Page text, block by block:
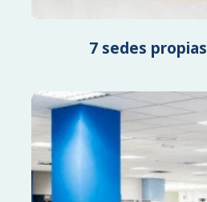
7 sedes propias